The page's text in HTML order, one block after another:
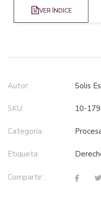
VER ÍNDICE
Autor: Solis
SKU: 10-
Categoría:
Etiqueta:
Compartir: